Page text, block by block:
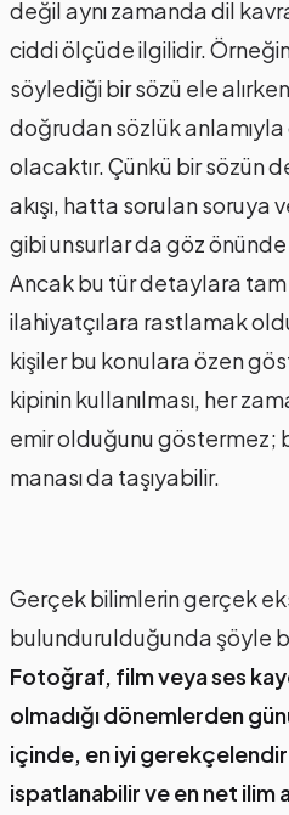
değil aynı zamanda dil
ciddi ölçüde ilgilidir.
söylediği bir sözü ele
doğrudan sözlük
olacaktır. Çünkü bir sözün
akışı, hatta sorulan soruya
gibi unsurlar da göz önünde
Ancak bu tür detaylara
ilahiyatçılara rastlamak
kişiler bu konulara özen
kipinin kullanılması, her
emir olduğunu göstermez;
manası da taşıyabilir.
Gerçek bilimlerin gerçek
bulundurulduğunda şöyle
Fotoğraf, film veya ses
olmadığı dönemlerden
içinde, en iyi
ispatlanabilir ve en net ilim